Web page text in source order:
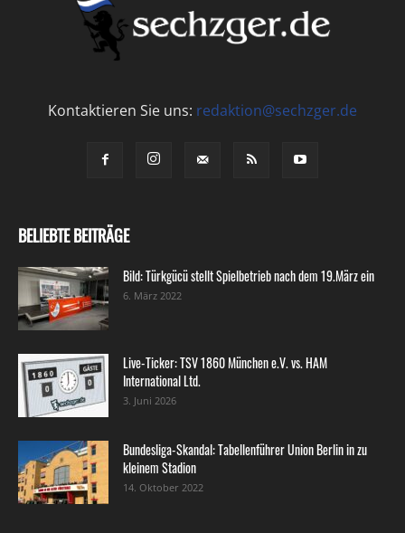
Kontaktieren Sie uns: redaktion@sechzger.de
BELIEBTE BEITRÄGE
Bild: Türkgücü stellt Spielbetrieb nach dem 19.März ein
6. März 2022
Live-Ticker: TSV 1860 München e.V. vs. HAM
International Ltd.
3. Juni 2026
Bundesliga-Skandal: Tabellenführer Union Berlin in zu
kleinem Stadion
14. Oktober 2022